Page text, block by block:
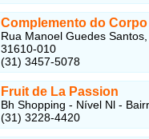
Complemento do Corpo
Rua Manoel Guedes
31610-010
(31) 3457-5078
Fruit de La Passion
Bh Shopping - Nível Nl -
(31) 3228-4420